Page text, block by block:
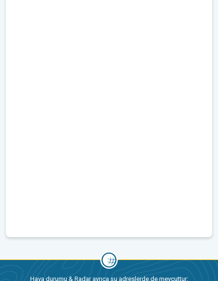
Hava durumu & Radar ayrıca şu adreslerde de mevcuttur: